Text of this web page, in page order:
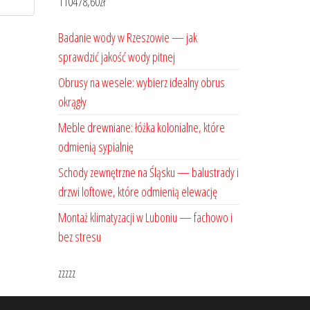
Badanie wody w Rzeszowie — jak
sprawdzić jakość wody pitnej
Obrusy na wesele: wybierz idealny obrus
okrągły
Meble drewniane: łóżka kolonialne, które
odmienią sypialnię
Schody zewnętrzne na Śląsku — balustrady i
drzwi loftowe, które odmienią elewację
Montaż klimatyzacji w Luboniu — fachowo i
bez stresu
zzzzz